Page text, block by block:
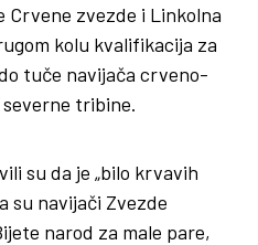
zvezde i Linkolna
kolu kvalifikacija za
tuče navijača crveno-
tribine.
su da je „bilo krvavih
su navijači Zvezde
narod za male pare,